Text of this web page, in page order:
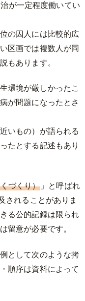
が一定程度働いてい
の囚人には比較的広
区画では複数人が同
もあります。
環境が厳しかったこ
が問題になったとさ
いもの）が語られる
たとする記述もあり
づくり） 」と呼ばれ
されることがありま
る公的記録は限られ
留意が必要です。
として次のような拷
順序は資料によって